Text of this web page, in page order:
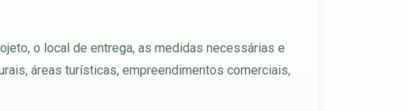
o local de entrega, as medidas necessárias e
áreas turísticas, empreendimentos comerciais,